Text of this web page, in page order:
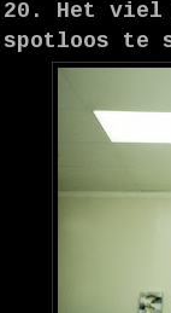
20. Het viel
spotloos te